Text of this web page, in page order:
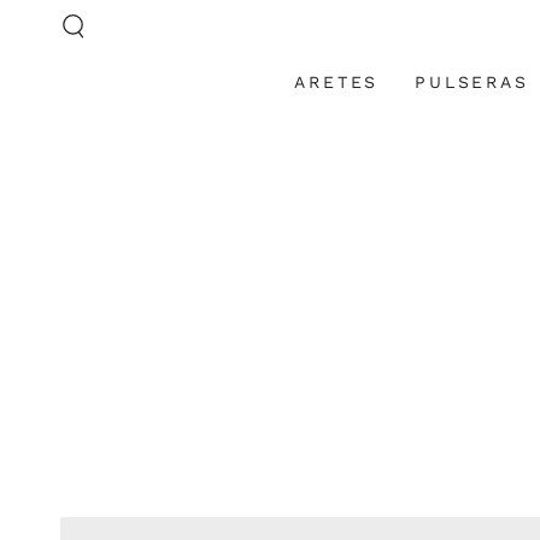
IR AL
CONTENIDO
ARETES PULSERAS